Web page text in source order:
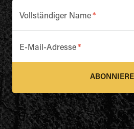
Vollständiger Name*
E-Mail-Adresse*